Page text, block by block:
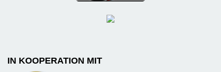
IN KOOPERATION MIT